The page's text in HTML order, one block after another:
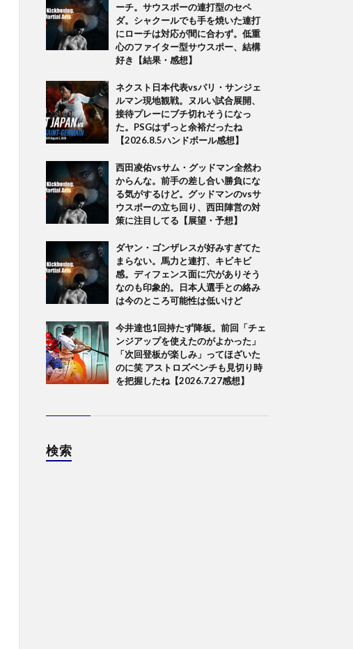
ーチ。サウスポーの連打型のセペ
ダ。シャクールでも手を焼いた連打
にローチは対応が間に合わず。低重
心のファイター型サウスポー、結構
好き【結果・感想】
ネクスト日本代表vsパリ・サンジェ
ルマン現地観戦。ヌルい試合展開、
接待プレーにブチ切れそうになっ
た。PSGはずっと余裕だったね
【2026.8.5ハンドボール感想】
西田凌佑vsサム・グッドマン全然わ
からんな。前手の差し合い勝負にな
る気がするけど。グッドマンのvsサ
ウスポーの立ち回り、西田陣営の対
策に注目してる【展望・予想】
ダヤン・ゴンザレスが好みすぎてた
まらない。馬力と連打、キビキビ
感。ディフェンス面に穴がありそう
なのも印象的。日本人選手との絡み
は今のところ可能性は低いけど
今井達也1回持たず降板。前回「チェ
ンジアップを使えたのがよかった」
「次回登板が楽しみ」ってほざいた
のに笑 アストロズベンチも見切り時
を把握したね【2026.7.27感想】
検索